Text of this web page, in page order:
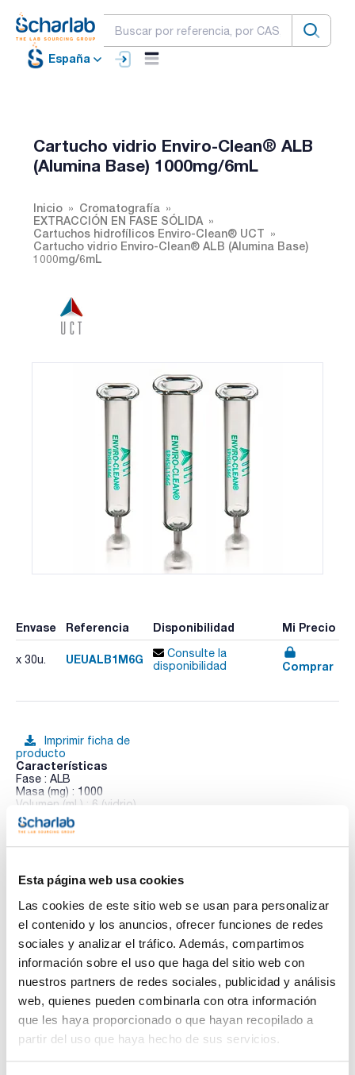
Esta página web usa cookies
Las cookies de este sitio web se usan para personalizar
el contenido y los anuncios, ofrecer funciones de redes
sociales y analizar el tráfico. Además, compartimos
información sobre el uso que haga del sitio web con
nuestros partners de redes sociales, publicidad y análisis
web, quienes pueden combinarla con otra información
que les haya proporcionado o que hayan recopilado a
partir del uso que haya hecho de sus servicios.
España
Cartucho vidrio Enviro-Clean® ALB
(Alumina Base) 1000mg/6mL
Inicio
Cromatografía
EXTRACCIÓN EN FASE SÓLIDA
Cartuchos hidrofílicos Enviro-Clean® UCT
Cartucho vidrio Enviro-Clean® ALB (Alumina Base)
1000mg/6mL
Envase Referencia Disponibilidad Mi Precio
x 30u. UEUALB1M6G
Consulte la
disponibilidad
Comprar
Imprimir ficha de
producto
Características
Fase : ALB
Masa (mg) : 1000
Volumen (mL) : 6 (vidrio)
Pack (u.) : 30
herbicidas, hidrocarburos poliaromáticos, bifenilos
ambiente. Con sorbentes de extracción ultralimpios y fritas
complejas, y enriquecer los compuestos presentes a niveles
de concentración traza.
la extracción de compuestos polares y presentan una amplia
gama de tamaños de cartuchos, tipos de sorbentes y
análisis.
Ver más
Documentación técnica
TDS / Ficha técnica
Regístrate para
Regístrate para
descargas
SDS/ Hoja de seguridad
Regístrate para
descargas